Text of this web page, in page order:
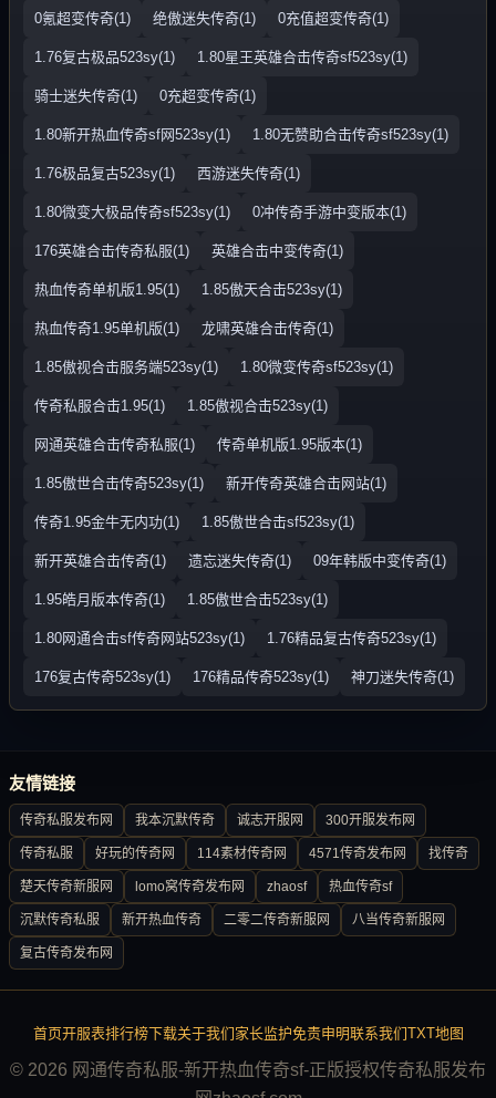
0氪超变传奇(1) 绝傲迷失传奇(1) 0充值超变传奇(1)
1.76复古极品523sy(1) 1.80星王英雄合击传奇sf523sy(1)
骑士迷失传奇(1) 0充超变传奇(1)
1.80新开热血传奇sf网523sy(1) 1.80无赞助合击传奇sf523sy(1)
1.76极品复古523sy(1) 西游迷失传奇(1)
1.80微变大极品传奇sf523sy(1) 0冲传奇手游中变版本(1)
176英雄合击传奇私服(1) 英雄合击中变传奇(1)
热血传奇单机版1.95(1) 1.85傲天合击523sy(1)
热血传奇1.95单机版(1) 龙啸英雄合击传奇(1)
1.85傲视合击服务端523sy(1) 1.80微变传奇sf523sy(1)
传奇私服合击1.95(1) 1.85傲视合击523sy(1)
网通英雄合击传奇私服(1) 传奇单机版1.95版本(1)
1.85傲世合击传奇523sy(1) 新开传奇英雄合击网站(1)
传奇1.95金牛无内功(1) 1.85傲世合击sf523sy(1)
新开英雄合击传奇(1) 遗忘迷失传奇(1) 09年韩版中变传奇(1)
1.95皓月版本传奇(1) 1.85傲世合击523sy(1)
1.80网通合击sf传奇网站523sy(1) 1.76精品复古传奇523sy(1)
176复古传奇523sy(1) 176精品传奇523sy(1) 神刀迷失传奇(1)
友情链接
传奇私服发布网 我本沉默传奇 诚志开服网 300开服发布网
传奇私服 好玩的传奇网 114素材传奇网 4571传奇发布网 找传奇
楚天传奇新服网 lomo窝传奇发布网 zhaosf 热血传奇sf
沉默传奇私服 新开热血传奇 二零二传奇新服网 八当传奇新服网
复古传奇发布网
首页开服表排行榜下载关于我们 家长监护免责申明联系我们TXT地图
© 2026 网通传奇私服-新开热血传奇sf-正版授权传奇私服发布